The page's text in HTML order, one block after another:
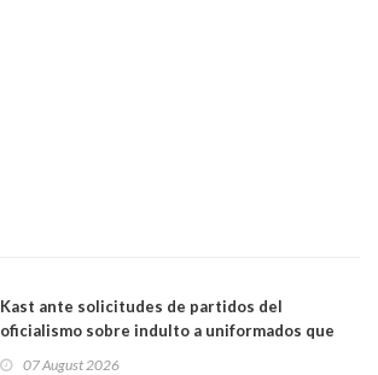
Kast ante solicitudes de partidos del
oficialismo sobre indulto a uniformados que
07 August 2026